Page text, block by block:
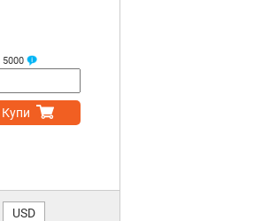
5000
Купи
USD